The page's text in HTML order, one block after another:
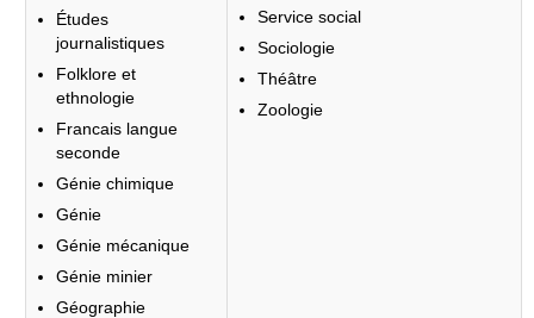
Études
journalistiques
Folklore et
ethnologie
Francais langue
seconde
Génie chimique
Génie
Génie mécanique
Génie minier
Géographie
Service social
Sociologie
Théâtre
Zoologie